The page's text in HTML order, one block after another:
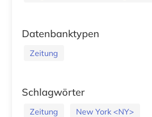
Datenbanktypen
Zeitung
Schlagwörter
Zeitung New York <NY>